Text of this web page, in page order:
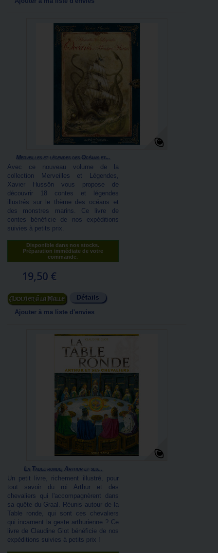
Merveilles et légendes des Océans et...
Avec ce nouveau volume de la
collection Merveilles et Légendes,
Xavier Hussön vous propose de
découvrir 18 contes et légendes
illustrés sur le thème des océans et
des monstres marins. Ce livre de
contes bénéficie de nos expéditions
suivies à petits prix.
Disponible dans nos stocks.
Préparation immédiate de votre
commande.
19,50 €
Ajouter au panier Détails
Ajouter à ma liste d'envies
La Table ronde, Arthur et ses...
Un petit livre, richement illustré, pour
tout savoir du roi Arthur et des
chevaliers qui l'accompagnèrent dans
sa quête du Graal. Réunis autour de la
Table ronde, qui sont ces chevaliers
qui incarnent la geste arthurienne ? Ce
livre de Claudine Glot bénéficie de nos
expéditions suivies à petits prix !